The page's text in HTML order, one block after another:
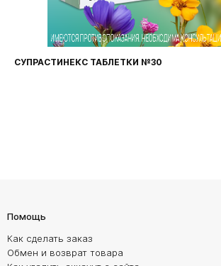
СУПРАСТИНЕКС ТАБЛЕТКИ №30
Помощь
Как сделать заказ
Обмен и возврат товара